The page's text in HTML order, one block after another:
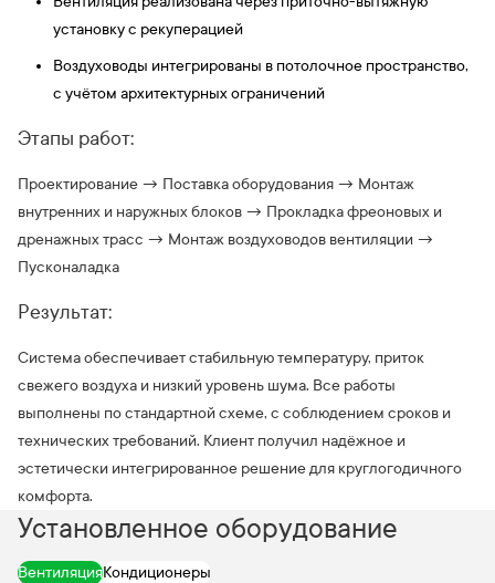
установку с рекуперацией
Воздуховоды интегрированы в потолочное пространство,
с учётом архитектурных ограничений
Этапы работ:
Проектирование → Поставка оборудования → Монтаж
внутренних и наружных блоков → Прокладка фреоновых и
дренажных трасс → Монтаж воздуховодов вентиляции →
Пусконаладка
Результат:
Система обеспечивает стабильную температуру, приток
свежего воздуха и низкий уровень шума. Все работы
выполнены по стандартной схеме, с соблюдением сроков и
технических требований. Клиент получил надёжное и
эстетически интегрированное решение для круглогодичного
комфорта.
Установленное оборудование
ВентиляцияКондиционеры